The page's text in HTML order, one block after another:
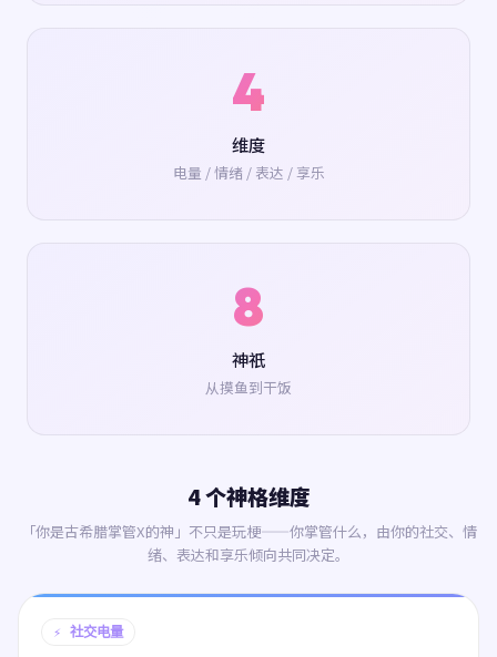
4
维度
电量 / 情绪 / 表达 / 享乐
8
神祇
从摸鱼到干饭
4 个神格维度
「你是古希腊掌管X的神」不只是玩梗——你掌管什么，由你的社交、情
绪、表达和享乐倾向共同决定。
⚡ 社交电量